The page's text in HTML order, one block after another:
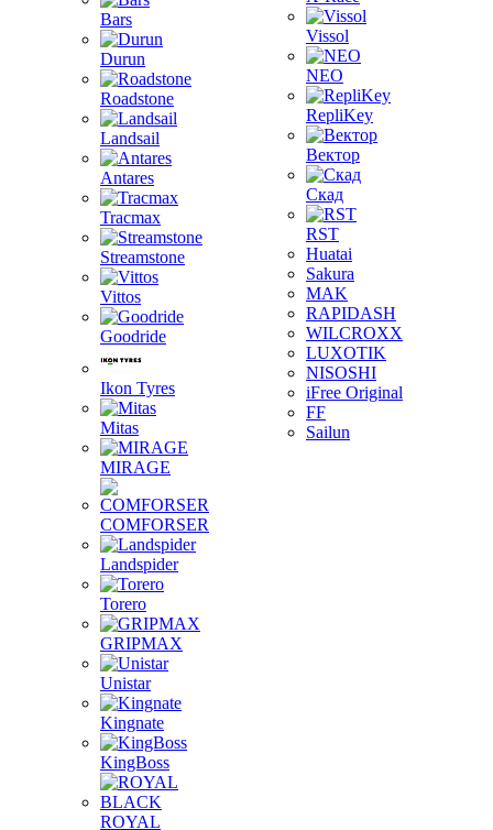
Bars
Durun
Roadstone
Landsail
Antares
Tracmax
Streamstone
Vittos
Goodride
Ikon Tyres
Mitas
MIRAGE
COMFORSER
Landspider
Torero
GRIPMAX
Unistar
Kingnate
KingBoss
ROYAL
Vissol
NEO
RepliKey
Вектор
Скад
RST
Huatai
Sakura
MAK
RAPIDASH
WILCROXX
LUXOTIK
NISOSHI
iFree Original
FF
Sailun